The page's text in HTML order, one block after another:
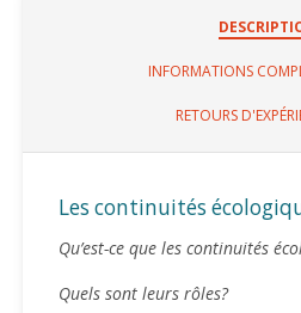
INFORMATIONS
RETOURS
Les continuités
Qu’est-ce que les continuités
Quels sont leurs rôles?